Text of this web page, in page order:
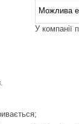
У компанії